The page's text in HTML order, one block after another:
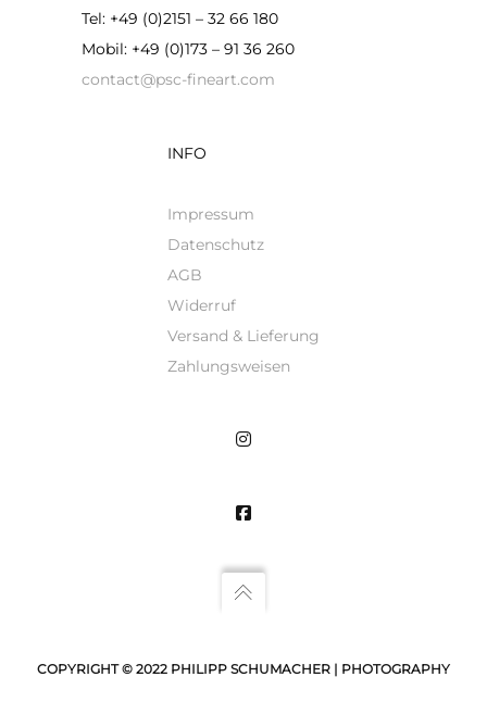
Tel: +49 (0)2151 – 32 66 180
Mobil: +49 (0)173 – 91 36 260
contact@psc-fineart.com
INFO
Impressum
Datenschutz
AGB
Widerruf
Versand & Lieferung
Zahlungsweisen
COPYRIGHT © 2022 PHILIPP SCHUMACHER | PHOTOGRAPHY